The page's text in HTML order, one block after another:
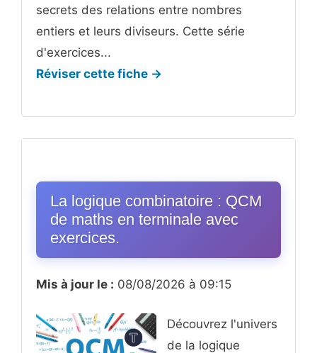
secrets des relations entre nombres
entiers et leurs diviseurs. Cette série
d'exercices...
Réviser cette fiche →
La logique combinatoire : QCM
de maths en terminale avec
exercices.
Mis à jour le : 08/08/2026 à 09:15
Découvrez l'univers
de la logique